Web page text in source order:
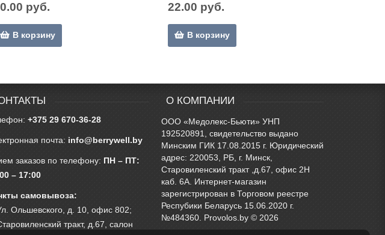
руб.
В корзину
22.00 руб.
В корзину
+375 29 670-36-28
почта: info@berrywell.by
заказов по телефону: ПН – ПТ:
– 17:00
самовывоза:
Ольшевского, д. 10, офис 802;
тракт, д.67, салон
О КОМПАНИИ
ООО «Медолекс-Бьюти» УНП
192520891, свидетельство выдано
Минским ГИК 17.08.2015 г. Юридический
адрес: 220053, РБ, г. Минск,
Старовиленский тракт ,д.67, офис 2Н
каб. 6А. Интернет-магазин
зарегистрирован в Торговом реестре
Респубики Беларусь 15.06.2020 г.
№484360. Provolos.by © 2026